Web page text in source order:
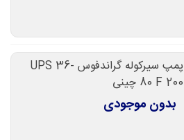
پمپ سیرکوله گراندفوس UPS 36-
80 F 200 چینی
بدون موجودی